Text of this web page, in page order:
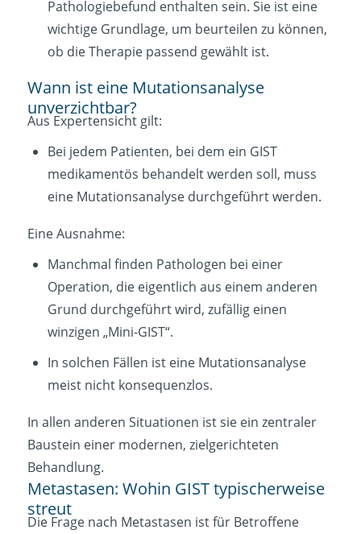
Pathologiebefund enthalten sein. Sie ist eine
wichtige Grundlage, um beurteilen zu können,
ob die Therapie passend gewählt ist.
Wann ist eine Mutationsanalyse
unverzichtbar?
Aus Expertensicht gilt:
Bei jedem Patienten, bei dem ein GIST
medikamentös behandelt werden soll, muss
eine Mutationsanalyse durchgeführt werden.
Eine Ausnahme:
Manchmal finden Pathologen bei einer
Operation, die eigentlich aus einem anderen
Grund durchgeführt wird, zufällig einen
winzigen „Mini-GIST“.
In solchen Fällen ist eine Mutationsanalyse
meist nicht konsequenzlos.
In allen anderen Situationen ist sie ein zentraler
Baustein einer modernen, zielgerichteten
Behandlung.
Metastasen: Wohin GIST typischerweise
streut
Die Frage nach Metastasen ist für Betroffene